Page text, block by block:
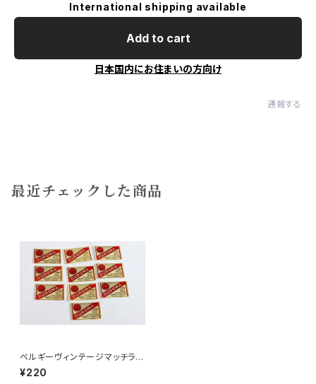
International shipping available
Add to cart
日本国内にお住まいの方向け
通報する
最近チェックした商品
ベルギーヴィンテージマッチラベ
ル10枚組15
¥220